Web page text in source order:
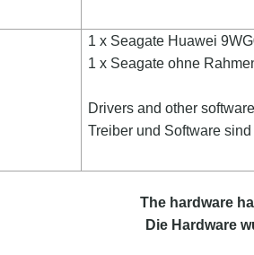
1 x Seagate Huawei
1 x Seagate ohne
Drivers and other
Treiber und Software
The hardware
Die Hardware